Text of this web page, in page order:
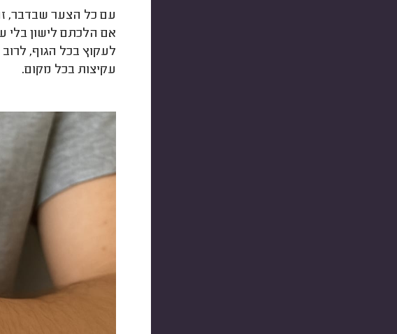
עם כל הצער שבדבר,
אם הלכתם לישון בלי
לעקוץ בכל הגוף,
עקיצות בכל מקום.